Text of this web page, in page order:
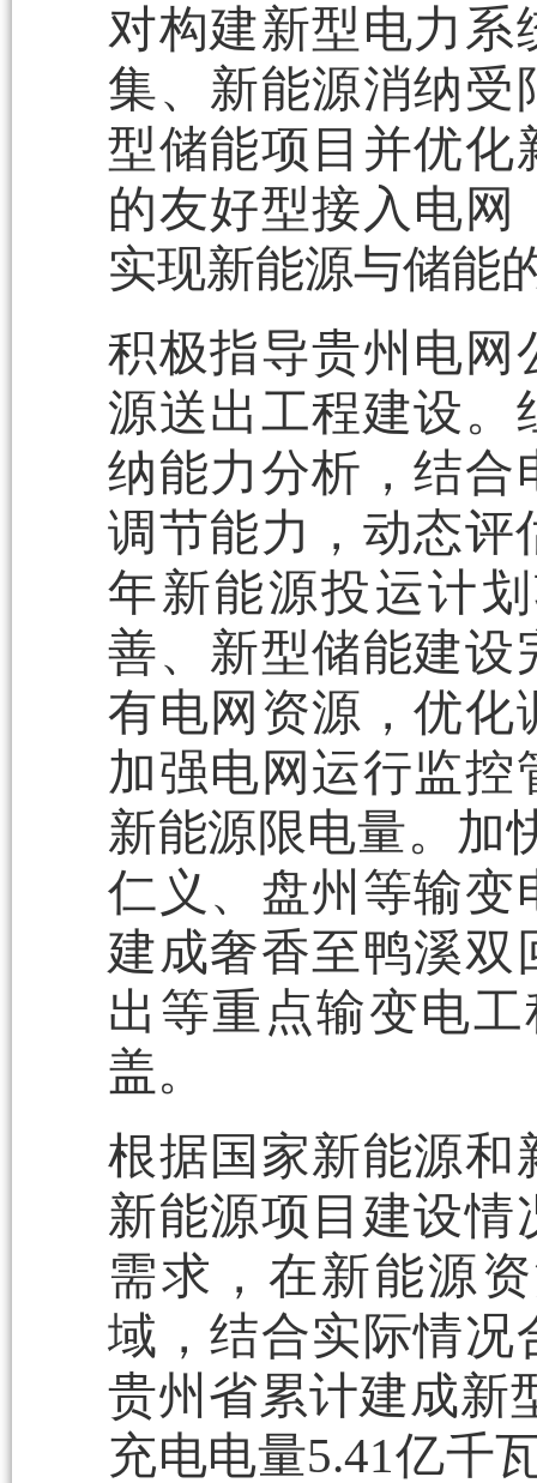
对构建新型电力
集、新能源消纳受
型储能项目并优化
的友好型接入电
实现新能源与储能
积极指导贵州电网
源送出工程建设。
纳能力分析，结合
调节能力，动态评
年新能源投运计
善、新型储能建设
有电网资源，优化
加强电网运行监
新能源限电量。加
仁义、盘州等输变
建成奢香至鸭溪双
出等重点输变电
盖。
根据国家新能源和
新能源项目建设
需求，在新能源
域，结合实际情况
贵州省累计建成新
充电电量5.41亿千